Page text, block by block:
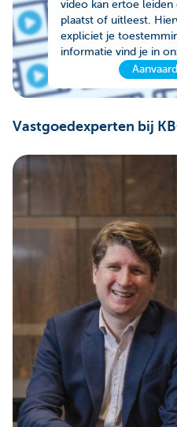
video kan ertoe leiden
plaatst of uitleest.
expliciet je
informatie vind je in
Vastgoedexperten bij